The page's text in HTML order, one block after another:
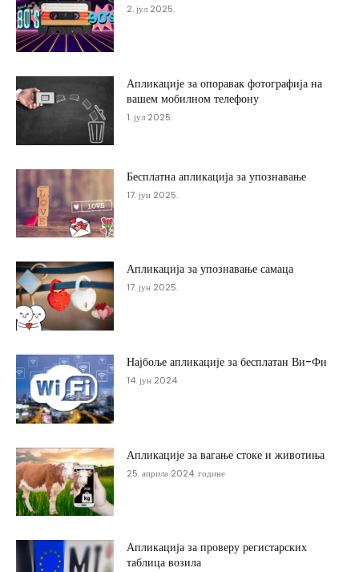
2. јул 2025.
Апликације за опоравак фотографија на
вашем мобилном телефону
1. јул 2025.
Бесплатна апликација за упознавање
17. јун 2025.
Апликација за упознавање самаца
17. јун 2025.
Најбоље апликације за бесплатан Ви-Фи
14. јун 2024
Апликације за вагање стоке и животиња
25. априла 2024. године
Апликација за проверу регистарских
таблица возила